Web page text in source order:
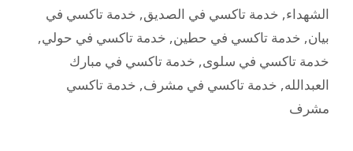
الشهداء, خدمة تاكسي في الصديق, خدمة تاكسي في
بيان, خدمة تاكسي في حطين, خدمة تاكسي في حولي,
خدمة تاكسي في سلوى, خدمة تاكسي في مبارك
العبدالله, خدمة تاكسي في مشرف, خدمة تاكسي
مشرف